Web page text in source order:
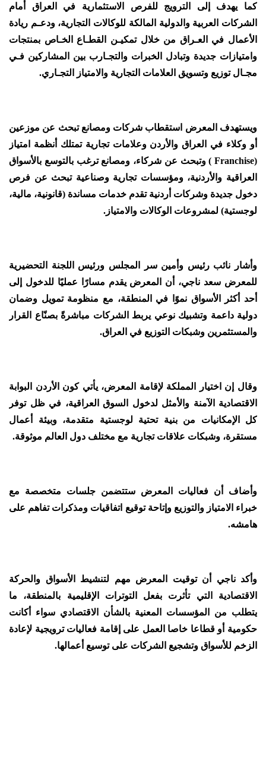
كما يهدف إلى الترويج للفرص الاستثمارية في العراق أمام
الشركات العربية والدولية المالكة للوكالات التجارية، ودعـم ريادة
الأعمال في العـراق من خلال تمكيـن القطـاع الخـاص بمنتجات
وامتيازات جديدة وتبادل الخبرات والتجـارب بين المشاركين فـي
مجـال توزيع وتسويق العلامات التجارية والامتياز التجـاري.
ويستهدف المعرض استقطاب شركات ومصانع تبحث عن موزعين
أو وكلاء في العراق والأردن وعلامات تجارية تمتلك أنظمة امتياز
(Franchise ) وتبحث عن شركاء، ومصانع ترغب بالتوسع بالأسواق
العراقية والأردنية، ومؤسسات تجارية وصناعية تبحث عن فرص
دخول جديدة وشركات أردنية تقدم خدمات مساندة (قانونية، مالية،
لوجستية) لمشروعات الوكالات والامتياز.
وأشار نائب رئيس وأمين سر المجلس ورئيس اللجنة التحضيرية
للمعرض سعد ناجي، أن المعرض يقدم مسارًا عمليًا للدخول إلى
أحد أكثر الأسواق نموًا في المنطقة، مع منظومة تمويل وضمان
دولية داعمة وتشبيك نوعي يربط الشركات مباشرةً بصنّاع القرار
والمستثمرين وشبكات التوزيع في العراق.
وقال إن اختيار المملكة لإقامة المعرض، يأتي كون الأردن البوابة
الاقتصادية الآمنة والأمثل لدخول السوق العراقية، في ظل توفر
كل الإمكانيات من بنية تحتية لوجستية متقدمة، وبيئة أعمال
مستقرة، وشبكات علاقات تجارية مع مختلف دول العالم موثوقة.
وأضاف أن فعاليات المعرض ستتضمن جلسات متخصصة مع
خبراء الامتياز والتوزيع وإتاحة توقيع اتفاقيات ومذكرات تفاهم على
هامشه.
وأكد ناجي أن توقيت المعرض مهم لتنشيط الأسواق والحركة
الاقتصادية التي تأثرت بفعل التوترات الإقليمية بالمنطقة، ما
يتطلب من المؤسسات المعنية بالشأن الاقتصادي سواء أكانت
حكومية أو قطاعا خاصا العمل على إقامة فعاليات ترويجية لإعادة
الزخم للأسواق وتشجيع الشركات على توسيع أعمالها.